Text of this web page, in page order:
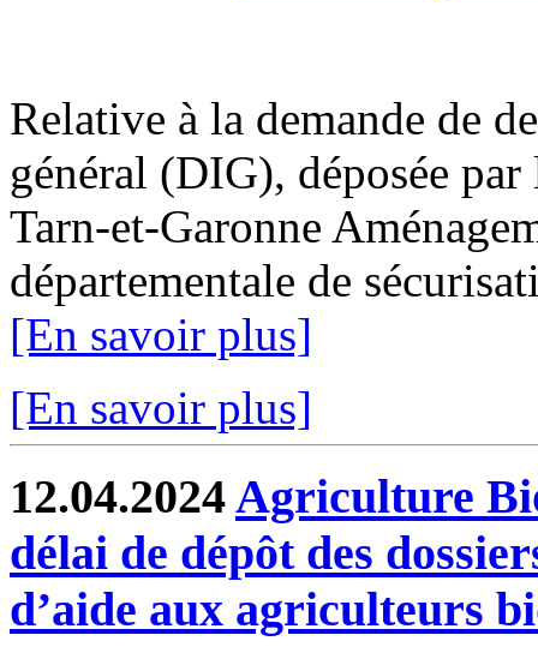
Relative à la demande de
général (DIG), déposée
Tarn-et-Garonne
départementale de
[En savoir plus]
[En savoir plus]
12.04.2024Agriculture
délai de dépôt des
d’aide aux agriculteurs